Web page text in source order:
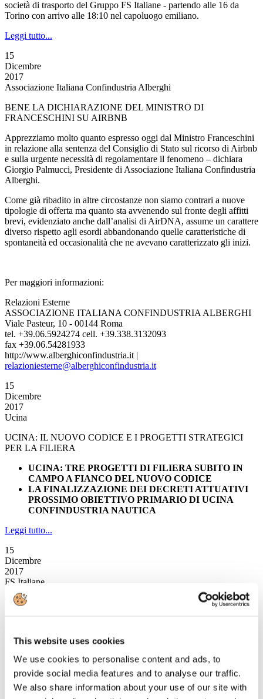
This website uses cookies
We use cookies to personalise content and ads, to
provide social media features and to analyse our traffic.
We also share information about your use of our site with
società di trasporto del Gruppo FS Italiane - partendo alle 16 da
Torino con arrivo alle 18:10 nel capoluogo emiliano.
Leggi tutto...
15
Dicembre
2017
Associazione Italiana Confindustria Alberghi
BENE LA DICHIARAZIONE DEL MINISTRO DI
FRANCESCHINI SU AIRBNB‎
Apprezziamo molto quanto espresso oggi dal Ministro Franceschini
in relazione alla sentenza del Consiglio di Stato sul ricorso di Airbnb
e sulla urgente necessità di regolamentare il fenomeno – dichiara
Giorgio Palmucci, Presidente di Associazione Italiana Confindustria
Alberghi.
Come già ribadito in altre circostanze non siamo contrari a nuove
tipologie di offerta ma quanto sta avvenendo sul fronte degli affitti
brevi, evidenziato anche dall’analisi di AirDNA, assume un carattere
diverso rispetto agli esordi abbandonando quelle caratteristiche di
spontaneità ed occasionalità che ne avevano caratterizzato gli inizi.
Per maggiori informazioni:
Relazioni Esterne
ASSOCIAZIONE ITALIANA CONFINDUSTRIA ALBERGHI
Viale Pasteur, 10 - 00144 Roma
tel. +39.06.5924274 cell. +39.338.3132093
fax +39.06.54281933
http://www.alberghiconfindustria.it |
relazioniesterne@alberghiconfindustria.it
15
Dicembre
2017
Ucina
UCINA: IL NUOVO CODICE E I PROGETTI STRATEGICI
PER LA FILIERA
UCINA: TRE PROGETTI DI FILIERA SUBITO IN
CAMPO A FIANCO DEL NUOVO CODICE
LA FINALIZZAZIONE DEI DECRETI ATTUATIVI
PROSSIMO OBIETTIVO PRIMARIO DI UCINA
CONFINDUSTRIA NAUTICA
Leggi tutto...
15
Dicembre
2017
FS Italiane
TRENITALIA CON MYTAXI: AL VIA SERVIZIO
da sabato 16 dicembre 2017
servizio integrato valido per i clienti che raggiungeranno
Roma, Milano e Torino
acquistano il biglietto del treno su trenitalia.come pagano
la corsa con l’App mytaxi
fruibile anche dai passeggeri del
Leonardo Express , da